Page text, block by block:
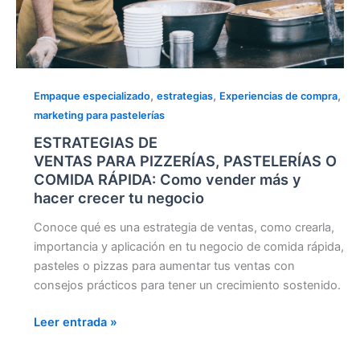
Empaque especializado, estrategias, Experiencias de compra,
marketing para pastelerías
ESTRATEGIAS DE
VENTAS PARA PIZZERÍAS, PASTELERÍAS O
COMIDA RÁPIDA: Como vender más y
hacer crecer tu negocio
Conoce qué es una estrategia de ventas, como crearla,
importancia y aplicación en tu negocio de comida rápida,
pasteles o pizzas para aumentar tus ventas con
consejos prácticos para tener un crecimiento sostenido.
Leer entrada »